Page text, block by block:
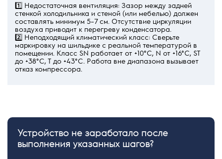
1️⃣ Недостаточная вентиляция: Зазор между задней
стенкой холодильника и стеной (или мебелью) должен
составлять минимум 5–7 см. Отсутствие циркуляции
воздуха приводит к перегреву конденсатора.
2️⃣ Неподходящий климатический класс: Сверьте
маркировку на шильдике с реальной температурой в
помещении. Класс SN работает от +10°C, N от +16°C, ST
до +38°C, T до +43°C. Работа вне диапазона вызывает
отказ компрессора.
Устройство не заработало после
выполнения указанных шагов?